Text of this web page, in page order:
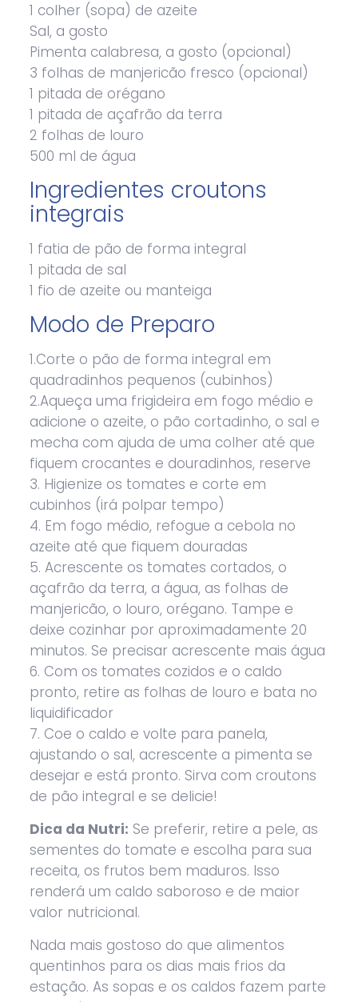
1 colher (sopa) de azeite
Sal, a gosto
Pimenta calabresa, a gosto (opcional)
3 folhas de manjericão fresco (opcional)
1 pitada de orégano
1 pitada de açafrão da terra
2 folhas de louro
500 ml de água
Ingredientes croutons
integrais
1 fatia de pão de forma integral
1 pitada de sal
1 fio de azeite ou manteiga
Modo de Preparo
1.Corte o pão de forma integral em
quadradinhos pequenos (cubinhos)
2.Aqueça uma frigideira em fogo médio e
adicione o azeite, o pão cortadinho, o sal e
mecha com ajuda de uma colher até que
fiquem crocantes e douradinhos, reserve
3. Higienize os tomates e corte em
cubinhos (irá polpar tempo)
4. Em fogo médio, refogue a cebola no
azeite até que fiquem douradas
5. Acrescente os tomates cortados, o
açafrão da terra, a água, as folhas de
manjericão, o louro, orégano. Tampe e
deixe cozinhar por aproximadamente 20
minutos. Se precisar acrescente mais água
6. Com os tomates cozidos e o caldo
pronto, retire as folhas de louro e bata no
liquidificador
7. Coe o caldo e volte para panela,
ajustando o sal, acrescente a pimenta se
desejar e está pronto. Sirva com croutons
de pão integral e se delicie!
Dica da Nutri: Se preferir, retire a pele, as
sementes do tomate e escolha para sua
receita, os frutos bem maduros. Isso
renderá um caldo saboroso e de maior
valor nutricional.
Nada mais gostoso do que alimentos
quentinhos para os dias mais frios da
estação. As sopas e os caldos fazem parte